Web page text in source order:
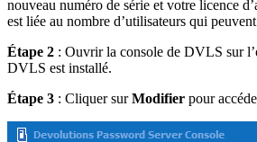
nouveau numéro de série et votre licence
est liée au nombre d’utilisateurs qui
Étape 2 : Ouvrir la console de DVLS sur
DVLS est installé.
Étape 3 : Cliquer surModifier pour